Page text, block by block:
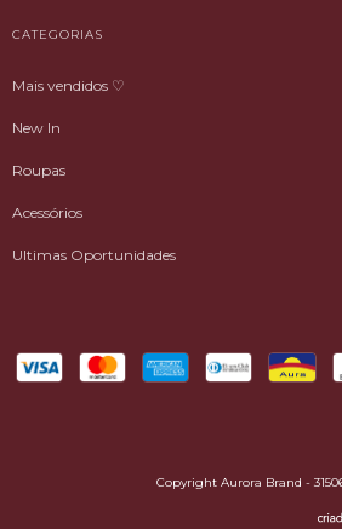
CATEGORIAS
Mais vendidos ♡
New In
Roupas
Acessórios
Ultimas Oportunidades
Copyright Aurora Brand -